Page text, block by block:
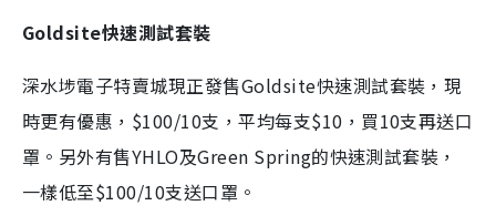
Goldsite快速測試套裝
深水埗電子特賣城現正發售Goldsite快速測試套裝，現
時更有優惠，$100/10支，平均每支$10，買10支再送口
罩。另外有售YHLO及Green Spring的快速測試套裝，
一樣低至$100/10支送口罩。